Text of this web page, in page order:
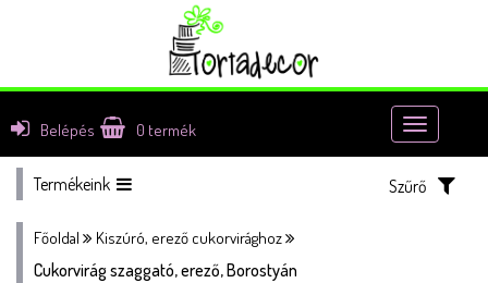
0 termék
Belépés
Toggle
Termékeink Szűrő
Főoldal Kiszúró, erező cukorvirághoz
Cukorvirág szaggató, erező, Borostyán